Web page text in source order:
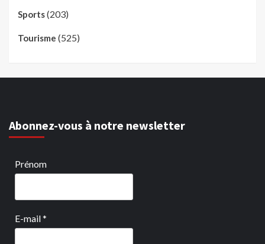
Sports(203)
Tourisme (525)
Abonnez-vous à notre newsletter
Prénom
E-mail*